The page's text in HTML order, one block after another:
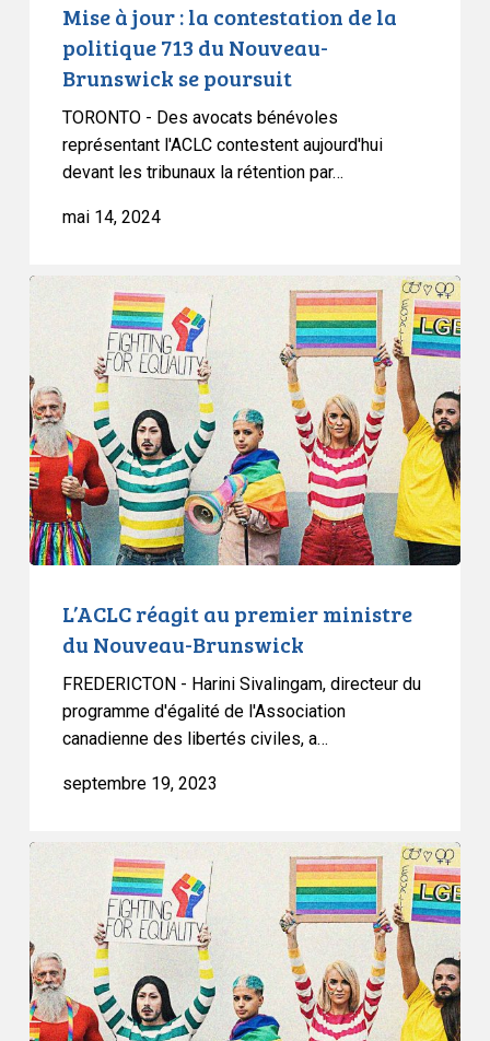
poursuit
Mise à jour : la contestation de la
politique 713 du Nouveau-
Brunswick se poursuit
TORONTO - Des avocats bénévoles
représentant l'ACLC contestent aujourd'hui
devant les tribunaux la rétention par…
mai 14, 2024
L’ACLC
premier
ministre
du
Nouveau-
Brunswick
L’ACLC réagit au premier ministre
du Nouveau-Brunswick
FREDERICTON - Harini Sivalingam, directeur du
programme d'égalité de l'Association
canadienne des libertés civiles, a…
septembre 19, 2023
L’ACLC
action
en
justice
contre